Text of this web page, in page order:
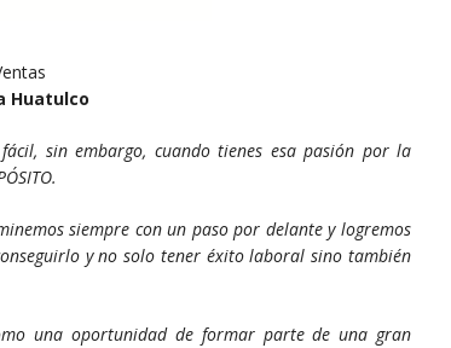
Huatulco
sin embargo, cuando tienes esa pasión por la
siempre con un paso por delante y logremos
y no solo tener éxito laboral sino también
una oportunidad de formar parte de una gran